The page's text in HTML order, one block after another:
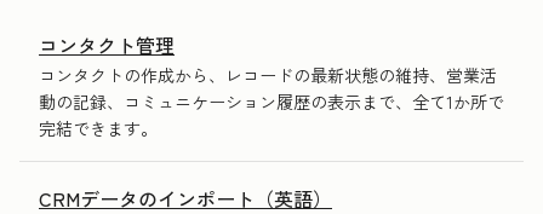
コンタクト管理
コンタクトの作成から、レコードの最新状態の維持、営業活
動の記録、コミュニケーション履歴の表示まで、全て1か所で
完結できます。
CRMデータのインポート（英語）